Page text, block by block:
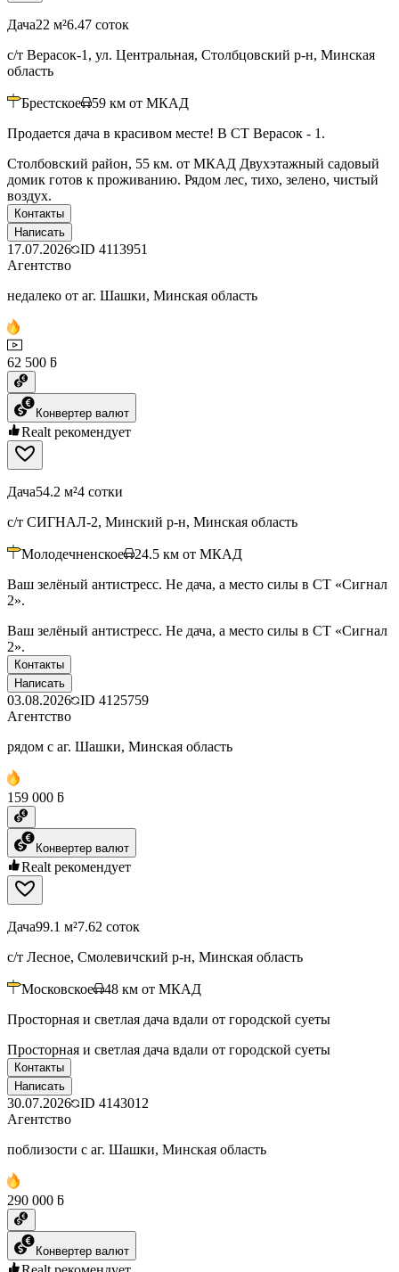
Дача22 м²6.47 соток
с/т Верасок-1, ул. Центральная, Столбцовский р-н, Минская
область
Брестское 59 км от МКАД
Продается дача в красивом месте! В СТ Верасок - 1.
Столбовский район, 55 км. от МКАД Двухэтажный садовый
домик готов к проживанию. Рядом лес, тихо, зелено, чистый
воздух.
Контакты
Написать
17.07.2026 ID 4113951
Агентство
недалеко от аг. Шашки, Минская область
62 500 ƃ
Конвертер валют
Realt рекомендует
Дача54.2 м²4 сотки
с/т СИГНАЛ-2, Минский р-н, Минская область
Молодечненское 24.5 км от МКАД
Ваш зелёный антистресс. Не дача, а место силы в СТ «Сигнал
2».
Ваш зелёный антистресс. Не дача, а место силы в СТ «Сигнал
2».
Контакты
Написать
03.08.2026 ID 4125759
Агентство
рядом с аг. Шашки, Минская область
159 000 ƃ
Конвертер валют
Realt рекомендует
Дача99.1 м²7.62 соток
с/т Лесное, Смолевичский р-н, Минская область
Московское 48 км от МКАД
Просторная и светлая дача вдали от городской суеты
Просторная и светлая дача вдали от городской суеты
Контакты
Написать
30.07.2026 ID 4143012
Агентство
поблизости с аг. Шашки, Минская область
290 000 ƃ
Конвертер валют